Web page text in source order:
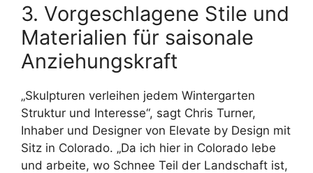
3. Vorgeschlagene Stile und
Materialien für saisonale
Anziehungskraft
„Skulpturen verleihen jedem Wintergarten
Struktur und Interesse“, sagt Chris Turner,
Inhaber und Designer von Elevate by Design mit
Sitz in Colorado. „Da ich hier in Colorado lebe
und arbeite, wo Schnee Teil der Landschaft ist,